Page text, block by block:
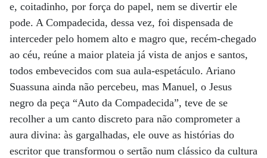
e, coitadinho, por força do papel, nem se divertir ele
pode. A Compadecida, dessa vez, foi dispensada de
interceder pelo homem alto e magro que, recém-chegado
ao céu, reúne a maior plateia já vista de anjos e santos,
todos embevecidos com sua aula-espetáculo. Ariano
Suassuna ainda não percebeu, mas Manuel, o Jesus
negro da peça “Auto da Compadecida”, teve de se
recolher a um canto discreto para não comprometer a
aura divina: às gargalhadas, ele ouve as histórias do
escritor que transformou o sertão num clássico da cultura